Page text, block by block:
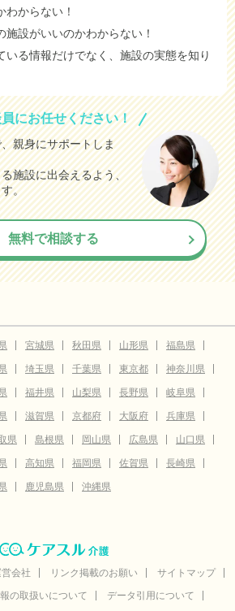
からない！
施設がいいのかわからない！
いる情報だけでなく、施設の実態を知り
にお任せください！
親身にサポートしま
施設に出会えるよう、
。
無料で相談する
宮城県 秋田県 山形県
福島県
埼玉県 千葉県 東京都
神奈川県
福井県 山梨県 長野県
岐阜県
滋賀県 京都府 大阪府
兵庫県
県 島根県 岡山県 広島県
山口県
高知県 福岡県 佐賀県
長崎県
鹿児島県 沖縄県
会社 リンク掲載のお願い
サイトマップ
の取扱いについて データ引用について